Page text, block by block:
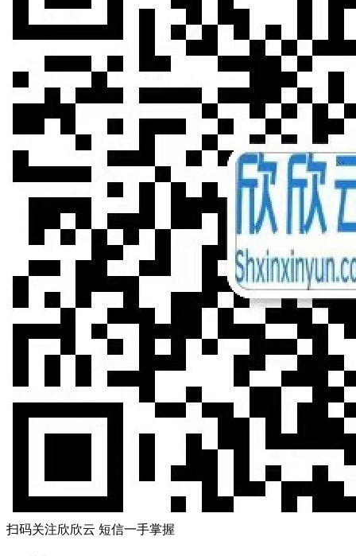
扫码关注欣欣云 短信一手掌握